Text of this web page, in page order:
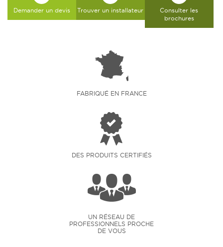
Demander un devis Trouver un installateur
Consulter les
brochures
FABRIQUÉ EN FRANCE
DES PRODUITS CERTIFIÉS
UN RÉSEAU DE
PROFESSIONNELS PROCHE
DE VOUS